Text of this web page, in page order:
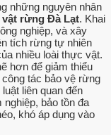
những nguyên nhân
rừng Đà Lạt. Khai
nghiệp, và xây
tích rừng tự nhiên
nhiều loài thực vật.
hơn để giảm thiểu
tác bảo vệ rừng
liên quan đến
bảo tồn đa
khó áp dụng vào